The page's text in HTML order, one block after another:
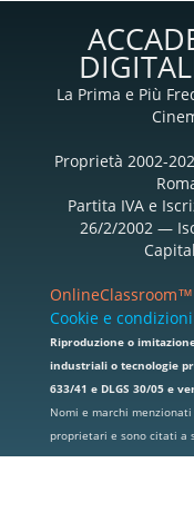
La Prima e Più
Proprietà 2002-
Partita IVA e
26/2/2002 —
OnlineClassroom™
Cookie e
Riproduzione o
industriali o tecnologie
633/41 e DLGS 30/05 e
Nomi e marchi
proprietari e sono citati a